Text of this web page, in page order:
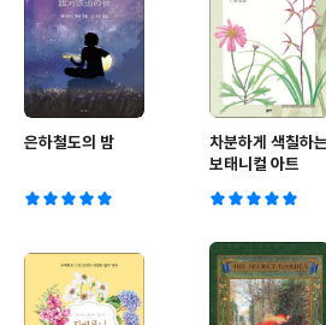
은하철도의 밤
차분하게 색칠하는
보태니컬 아트